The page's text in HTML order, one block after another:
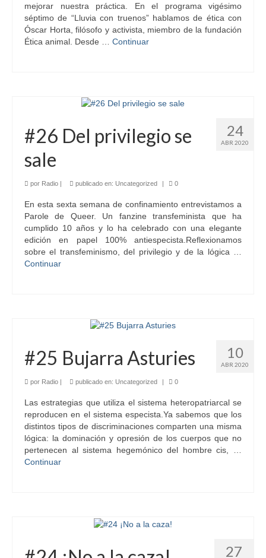
mejorar nuestra práctica. En el programa vigésimo
séptimo de “Lluvia con truenos” hablamos de ética con
Óscar Horta, filósofo y activista, miembro de la fundación
Ética animal. Desde … Continuar
24
ABR 2020
#26 Del privilegio se
sale
por Radio | publicado en: Uncategorized | 0
En esta sexta semana de confinamiento entrevistamos a
Parole de Queer. Un fanzine transfeminista que ha
cumplido 10 años y lo ha celebrado con una elegante
edición en papel 100% antiespecista.Reflexionamos
sobre el transfeminismo, del privilegio y de la lógica …
Continuar
10
ABR 2020
#25 Bujarra Asturies
por Radio publicado en: Uncategorized 0
Las estrategias que utiliza el sistema heteropatriarcal se
reproducen en el sistema especista.Ya sabemos que los
distintos tipos de discriminaciones comparten una misma
lógica: la dominación y opresión de los cuerpos que no
pertenecen al sistema hegemónico del hombre cis, …
Continuar
27